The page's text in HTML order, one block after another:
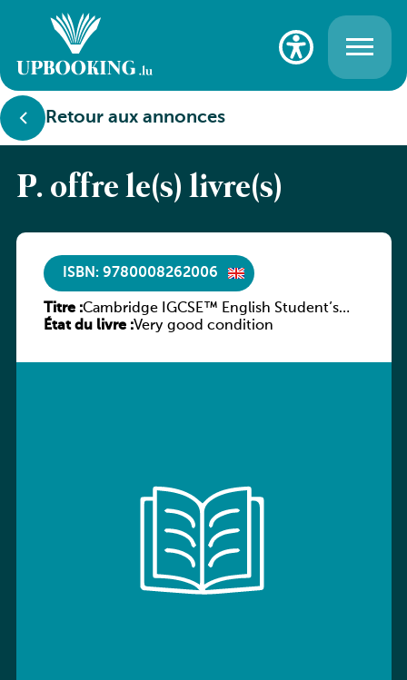
Retour aux annonces
P. offre le(s) livre(s)
ISBN: 9780008262006
Titre :Cambridge IGCSE™ English Student’s
Book
État du livre :Very good condition